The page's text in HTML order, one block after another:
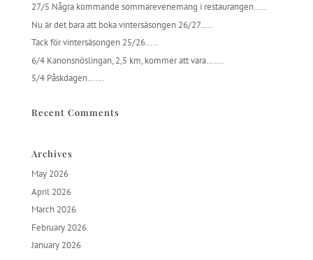
27/5 Några kommande sommarevenemang i restaurangen…..
Nu är det bara att boka vintersäsongen 26/27…..
Tack för vintersäsongen 25/26…..
6/4 Kanonsnöslingan, 2,5 km, kommer att vara…….
5/4 Påskdagen…….
Recent Comments
Archives
May 2026
April 2026
March 2026
February 2026
January 2026